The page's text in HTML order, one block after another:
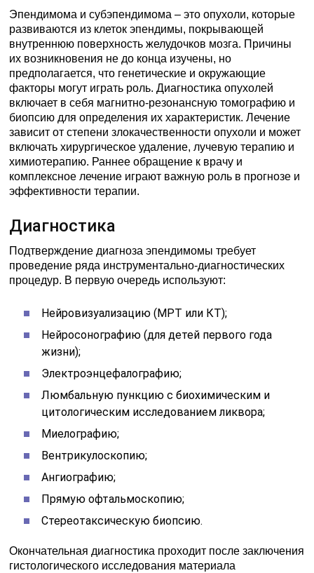
Эпендимома и субэпендимома – это опухоли, которые
развиваются из клеток эпендимы, покрывающей
внутреннюю поверхность желудочков мозга. Причины
их возникновения не до конца изучены, но
предполагается, что генетические и окружающие
факторы могут играть роль. Диагностика опухолей
включает в себя магнитно-резонансную томографию и
биопсию для определения их характеристик. Лечение
зависит от степени злокачественности опухоли и может
включать хирургическое удаление, лучевую терапию и
химиотерапию. Раннее обращение к врачу и
комплексное лечение играют важную роль в прогнозе и
эффективности терапии.
Диагностика
Подтверждение диагноза эпендимомы требует
проведение ряда инструментально-диагностических
процедур. В первую очередь используют:
Нейровизуализацию (МРТ или КТ);
Нейросонографию (для детей первого года
жизни);
Электроэнцефалографию;
Люмбальную пункцию с биохимическим и
цитологическим исследованием ликвора;
Миелографию;
Вентрикулоскопию;
Ангиографию;
Прямую офтальмоскопию;
Стереотаксическую биопсию.
Окончательная диагностика проходит после заключения
гистологического исследования материала